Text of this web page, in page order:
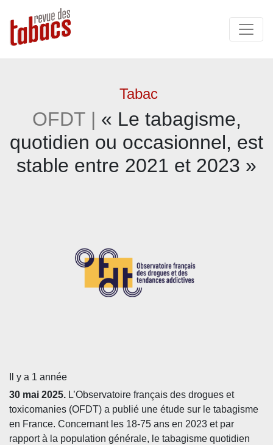
Tabac
OFDT | « Le tabagisme,
quotidien ou occasionnel, est
stable entre 2021 et 2023 »
Il y a 1 année
30 mai 2025. L’Observatoire français des drogues et
toxicomanies (OFDT) a publié une étude sur le tabagisme
en France. Concernant les 18-75 ans en 2023 et par
rapport à la population générale, le tabagisme quotidien